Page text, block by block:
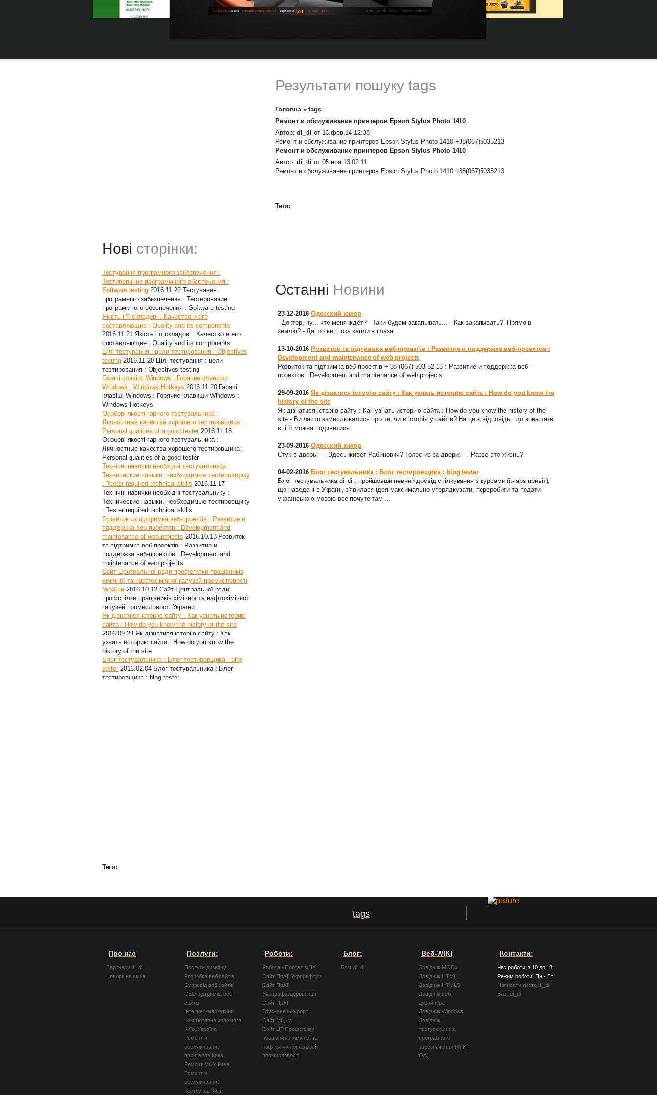
Нові сторінки:
Тестування програмного забезпечення :
Тестирование программного обеспечения :
Software testing 2016.11.22 Тестування
програмного забезпечення : Тестирование
программного обеспечения : Software testing
Якість і її складові : Качество и его
составляющие : Quality and its components
2016.11.21 Якість і її складові : Качество и его
составляющие : Quality and its components
Цілі тестування : цели тестирования : Objectives
testing 2016.11.20 Цілі тестування : цели
тестирования : Objectives testing
Гарячі клавіші Windows : Горячие клавиши
Windows : Windows Hotkeys 2016.11.20 Гарячі
клавіші Windows : Горячие клавиши Windows :
Windows Hotkeys
Особові якості гарного тестувальника :
Личностные качества хорошего тестировщика :
Personal qualities of a good tester 2016.11.18
Особові якості гарного тестувальника :
Личностные качества хорошего тестировщика :
Personal qualities of a good tester
Технічні навички необхідні тестувальнику :
Технические навыки, необходимые тестировщику
: Tester required technical skills 2016.11.17
Технічні навички необхідні тестувальнику :
Технические навыки, необходимые тестировщику
: Tester required technical skills
Розвиток та підтримка веб-проектів : Развитие и
поддержка веб-проектов : Development and
maintenance of web projects 2016.10.13 Розвиток
та підтримка веб-проектів : Развитие и
поддержка веб-проектов : Development and
maintenance of web projects
Сайт Центральної ради профспілки працівників
хімічної та нафтохімічної галузей промисловості
України 2016.10.12 Сайт Центральної ради
профспілки працівників хімічної та нафтохімічної
галузей промисловості України
Як дізнатися історію сайту : Как узнать историю
сайта : How do you know the history of the site
2016.09.29 Як дізнатися історію сайту : Как
узнать историю сайта : How do you know the
history of the site
Блог тестувальника : Блог тестировщика : blog
tester 2016.02.04 Блог тестувальника : Блог
тестировщика : blog tester
Теги:
Результати пошуку tags
Головна» tags
Ремонт и обслуживание принтеров Epson Stylus Photo 1410
Автор: di_di от 13.фев.14 12:38
Ремонт и обслуживание принтеров Epson Stylus Photo 1410 +38(067)5035213
Ремонт и обслуживание принтеров Epson Stylus Photo 1410
Автор: di_di от 05.ноя.13 02:11
Ремонт и обслуживание принтеров Epson Stylus Photo 1410 +38(067)5035213
Теги:
Останні Новини
23-12-2016 Одесский юмор
- Доктор, ну... что меня ждёт? - Таки будем закапывать... - Как закапывать?! Прямо в
землю? - Да шо ви, пока капли в глаза...
13-10-2016 Розвиток та підтримка веб-проектів : Развитие и поддержка веб-проектов :
Development and maintenance of web projects
Розвиток та підтримка веб-проектів + 38 (067) 503-52-13 : Развитие и поддержка веб-
проектов : Development and maintenance of web projects
29-09-2016 Як дізнатися історію сайту : Как узнать историю сайта : How do you know the
history of the site
Як дізнатися історію сайту : Как узнать историю сайта : How do you know the history of the
site - Ви часто замислювалися про те, чи є історія у сайтів? На це є відповідь, що вона таки
є, і її можна подивитися.
23-09-2016 Одесский юмор
Стук в дверь: — Здесь живет Рабинович? Голос из-за двери: — Разве это жизнь?
04-02-2016 Блог тестувальника : Блог тестировщика : blog tester
Блог тестувальника di_di : пройшовши певний досвід спілкування з курсами (it-labs привіт),
що наведені в Україні, з'явилася ідея максимально упорядкувати, переробити та подати
українською мовою все почуте там ...
tags
Про нас
Партнери di_di
Новорічна акція
Послуги:
Послуги дизайну
Розробка веб сайтів
Супровід веб сайтів
СЕО підтримка веб
сайтів
Інтернет-маркетинг
Комп'ютерна допомога
Київ, Україна
Ремонт и
обслуживание
принтеров Киев
Ремонт МФУ Киев
Ремонт и
обслуживание
ноутбуков Киев
Роботи:
Робота - Портал ФПУ
Сайт ПрАТ Укрпрофтур
Сайт ПрАТ
Укрпрофоздоровниця
Сайт ПрАТ
Трускавецькурорт
Сайт МЦКМ
Сайт ЦР Профспілки
працівників хімічної та
нафтохімічної галузей
промисловості
Блог:
Блог di_di
Веб-WIKI
Довідник MODx
Довідник HTML
Довідник HTML5
Довідник веб-
дизайнера
Довідник Windows
Довідник
тестувальника
програмного
забезпечення (WIKI
QA)
Контакти:
Час роботи: з 10 до 18
Режим роботи: Пн - Пт
Написати листа di_di
Блог di_di